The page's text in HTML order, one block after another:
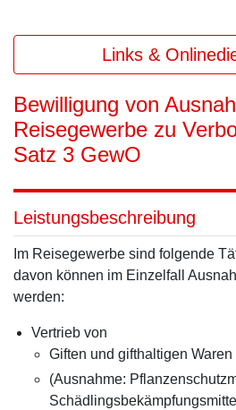
Links &
Bewilligung von
Reisegewerbe zu
Satz 3 GewO
Leistungsbeschreibung
Im Reisegewerbe sind folgende
davon können im Einzelfall
werden:
Vertrieb von
Giften und gifthaltigen Waren
(Ausnahme: